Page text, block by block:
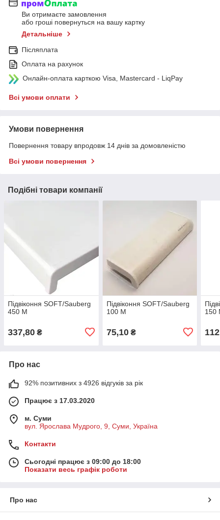
Ви отримаєте замовлення
або гроші повернуться на вашу картку
Детальніше
Післяплата
Оплата на рахунок
Онлайн-оплата карткою Visa, Mastercard - LiqPay
Всі умови оплати
Умови повернення
Повернення товару впродовж 14 днів за домовленістю
Всі умови повернення
Подібні товари компанії
Підвіконня SOFT/Sauberg
450 M
337,80 ₴
Підвіконня SOFT/Sauberg
100 M
75,10₴
150
Про нас
92% позитивних з 4926 відгуків за рік
Працює з 17.03.2020
м. Суми
вул. Ярослава Мудрого, 9, Суми, Україна
Контакти
Сьогодні працює з 09:00 до 18:00
Показати весь графік роботи
Про нас